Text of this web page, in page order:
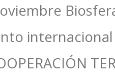
internacional